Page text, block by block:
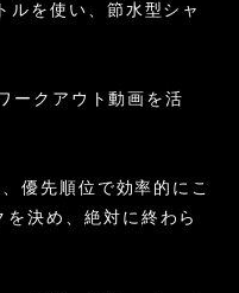
ルを使い、節水型シャ
ークアウト動画を活
優先順位で効率的にこ
決め、絶対に終わら